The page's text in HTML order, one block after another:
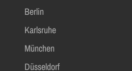
Berlin
Karlsruhe
München
Düsseldorf